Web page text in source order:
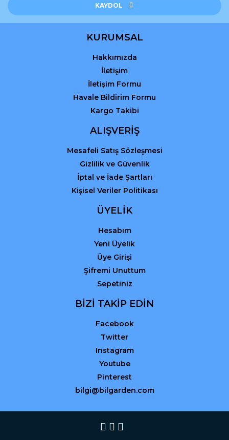
Ürün açıklamasında eksik bilgiler bulunuyor.
Ürün fiyatı diğer sitelerden daha pahalı.
Gönder
KAYDOL
KURUMSAL
Hakkımızda
İletişim
İletişim Formu
Havale Bildirim Formu
Kargo Takibi
ALIŞVERİŞ
Mesafeli Satış Sözleşmesi
Gizlilik ve Güvenlik
İptal ve İade Şartları
Kişisel Veriler Politikası
ÜYELİK
Hesabım
Yeni Üyelik
Üye Girişi
Şifremi Unuttum
Sepetiniz
BİZİ TAKİP EDİN
Facebook
Twitter
Instagram
Youtube
Pinterest
bilgi@bilgarden.com